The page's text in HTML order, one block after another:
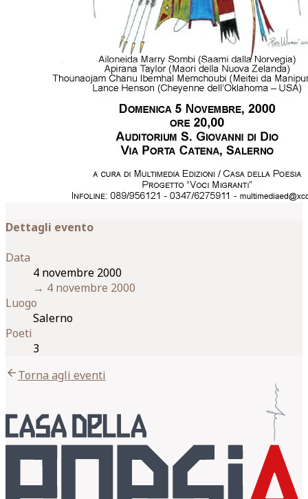
Dettagli evento
Data
4 novembre 2000
→ 4 novembre 2000
Luogo
Salerno
Poeti
3
arrow_backTorna agli eventi